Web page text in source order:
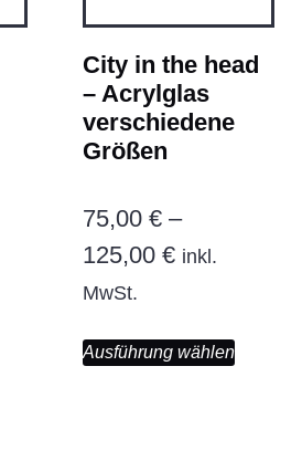
City in the head
– Acrylglas
verschiedene
Größen
75,00 € –
125,00 € inkl.
MwSt.
Ausführung wählen